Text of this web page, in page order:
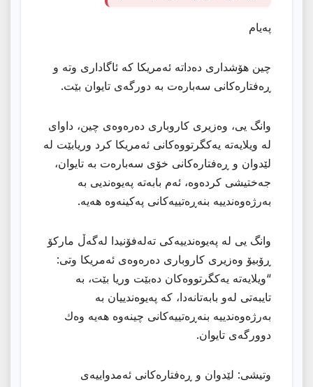
پەیام
چین هۆشداری دەداتە ئەمریكا كە ئاگاداری وتە و
ڕەفتارەكانی سەبارەت بە دورگەی تایوان بێت.
وانگ یی، وەزیری كاروباری دەرەوەی چین، داوای
لە ویلایەتە یەكگرتووەكانی ئەمریكا كرد وریابێت لە
لێدوان و ڕەفتارەكانی خۆی سەبارەت بە تایوان،
جەختیشی كردەوە، ئەم بابەتە پەیوەندیی بە
بەرژەوەندییە بنەڕەتییەكانی پەكینەوە هەیە.
وانگ یی لە پەیوەندییەكی تەلەفۆنیدا لەگەڵ ماركۆ
ڕۆبیۆ وەزیری كاروباری دەرەوەی ئەمریكا وتی:
“ویلایەتە یەكگرتووەكان دەبێت وریا بێت، بە
تایبەتی لەو بابەتانەدا، كە پەیوەندییان بە
بەرژەوەندییە بنەڕەتییەكانی چینەوە هەیە وەك
دوورگەی تایوان.
وتیشی: لێدوان و ڕەفتارەكانی ئەمدواییەی